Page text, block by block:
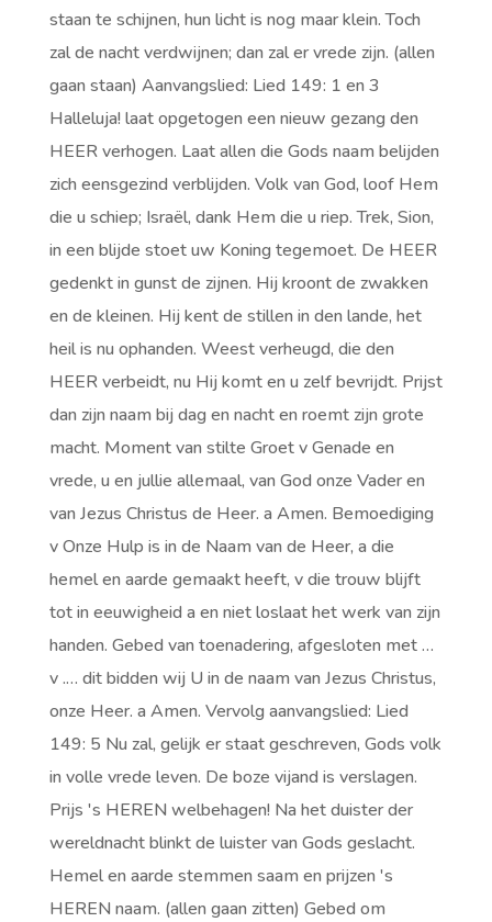
staan te schijnen, hun licht is nog maar klein. Toch
zal de nacht verdwijnen; dan zal er vrede zijn. (allen
gaan staan) Aanvangslied: Lied 149: 1 en 3
Halleluja! laat opgetogen een nieuw gezang den
HEER verhogen. Laat allen die Gods naam belijden
zich eensgezind verblijden. Volk van God, loof Hem
die u schiep; Israël, dank Hem die u riep. Trek, Sion,
in een blijde stoet uw Koning tegemoet. De HEER
gedenkt in gunst de zijnen. Hij kroont de zwakken
en de kleinen. Hij kent de stillen in den lande, het
heil is nu ophanden. Weest verheugd, die den
HEER verbeidt, nu Hij komt en u zelf bevrijdt. Prijst
dan zijn naam bij dag en nacht en roemt zijn grote
macht. Moment van stilte Groet v Genade en
vrede, u en jullie allemaal, van God onze Vader en
van Jezus Christus de Heer. a Amen. Bemoediging
v Onze Hulp is in de Naam van de Heer, a die
hemel en aarde gemaakt heeft, v die trouw blijft
tot in eeuwigheid a en niet loslaat het werk van zijn
handen. Gebed van toenadering, afgesloten met …
v .… dit bidden wij U in de naam van Jezus Christus,
onze Heer. a Amen. Vervolg aanvangslied: Lied
149: 5 Nu zal, gelijk er staat geschreven, Gods volk
in volle vrede leven. De boze vijand is verslagen.
Prijs 's HEREN welbehagen! Na het duister der
wereldnacht blinkt de luister van Gods geslacht.
Hemel en aarde stemmen saam en prijzen 's
HEREN naam. (allen gaan zitten) Gebed om